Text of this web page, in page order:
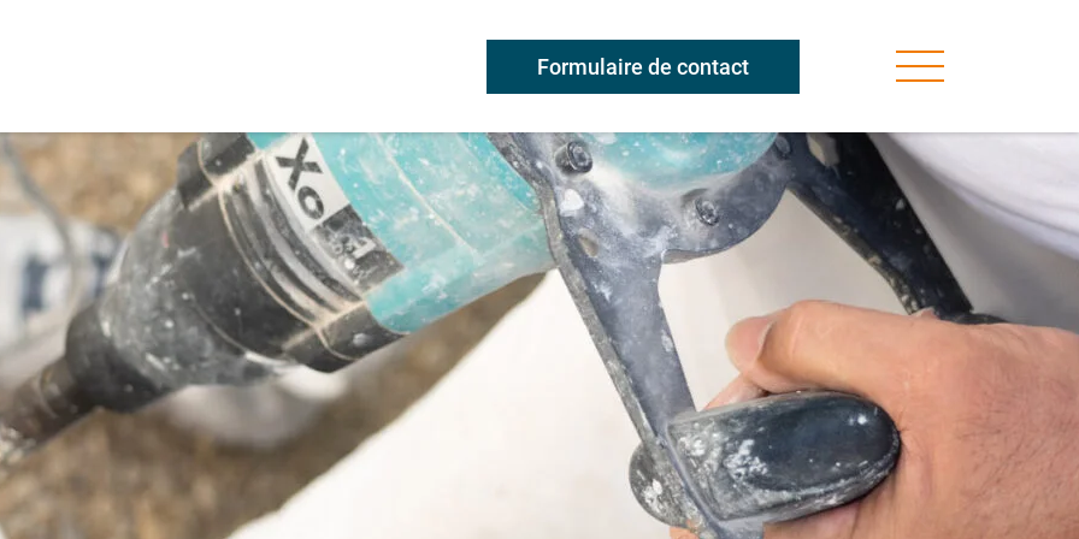
Formulaire de contact